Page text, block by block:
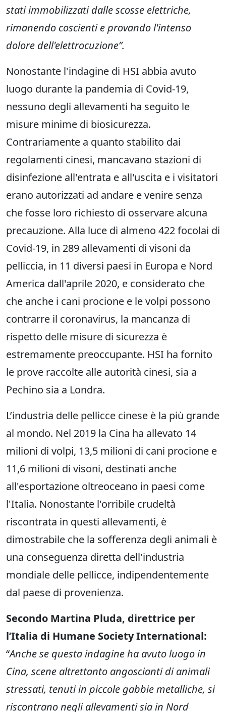
stati immobilizzati dalle scosse elettriche,
rimanendo coscienti e provando l'intenso
dolore dell'elettrocuzione”.
Nonostante l'indagine di HSI abbia avuto
luogo durante la pandemia di Covid-19,
nessuno degli allevamenti ha seguito le
misure minime di biosicurezza.
Contrariamente a quanto stabilito dai
regolamenti cinesi, mancavano stazioni di
disinfezione all'entrata e all'uscita e i visitatori
erano autorizzati ad andare e venire senza
che fosse loro richiesto di osservare alcuna
precauzione. Alla luce di almeno 422 focolai di
Covid-19, in 289 allevamenti di visoni da
pelliccia, in 11 diversi paesi in Europa e Nord
America dall'aprile 2020, e considerato che
che anche i cani procione e le volpi possono
contrarre il coronavirus, la mancanza di
rispetto delle misure di sicurezza è
estremamente preoccupante. HSI ha fornito
le prove raccolte alle autorità cinesi, sia a
Pechino sia a Londra.
L’industria delle pellicce cinese è la più grande
al mondo. Nel 2019 la Cina ha allevato 14
milioni di volpi, 13,5 milioni di cani procione e
11,6 milioni di visoni, destinati anche
all'esportazione oltreoceano in paesi come
l'Italia. Nonostante l'orribile crudeltà
riscontrata in questi allevamenti, è
dimostrabile che la sofferenza degli animali è
una conseguenza diretta dell'industria
mondiale delle pellicce, indipendentemente
dal paese di provenienza.
Secondo Martina Pluda, direttrice per
l’Italia di Humane Society International:
“Anche se questa indagine ha avuto luogo in
Cina, scene altrettanto angoscianti di animali
stressati, tenuti in piccole gabbie metalliche, si
riscontrano negli allevamenti sia in Nord